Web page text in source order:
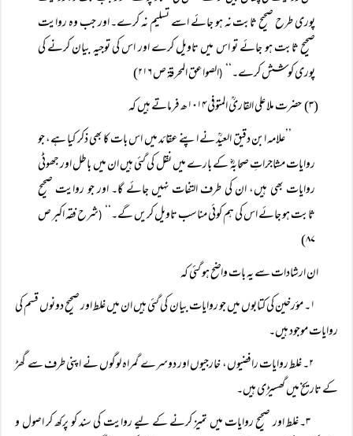
پوری طرح صحیح ثابت نہ ہو جائے اسے تسلیم نہ کرے۔ اور جب وہ روایت
صحیح ثابت ہو جائے تو اس میں تاویل کرے اور اس کی توجیہ بیان کرنے کی
پوری کوشش کرے۔‘‘
(الصواعق المحرقۃ ص ۲۱۶)
(۳) حضرت ملا علی القاریؒ المتوفی ۱۰۱۴ھ فرماتے ہیں کہ
’’علامہ ابن دقیق العیدؒ نے اپنے عقائد میں اس بات کا بھی ذکر کیا ہے، جو
روایات مشاجراتِ صحابہؓ کے بارے میں نقل کی گئی ہیں ان میں باطل اور جھوٹی
روایات بھی ہیں، ان کی طرف التفات نہیں جائے گا۔ اور جو روایت صحیح
ثابت ہو جائے اس کی ہم کوئی مناسب تاویل کریں گے۔‘‘
(شرح فقہ اکبر ص
۸۷)
ان ارشادات سے یہ بات واضح ہو گئی کہ
۱۔ مؤرخین کی کتابوں میں جو روایات بیان کی گئی ہیں ان میں غلط اور صحیح دونوں قسم کی
روایات موجود ہیں۔
۲۔ غلط روایات رافضیوں، خارجیوں اور دوسرے گمراہ لوگوں نے اپنی طرف سے گھڑ
کے تاریخ میں گھسیڑی ہیں۔
۳۔ غلط اور صحیح روایات میں تمیز کرنے کے لیے روایت کی سند کو پرکھ کر اصول و